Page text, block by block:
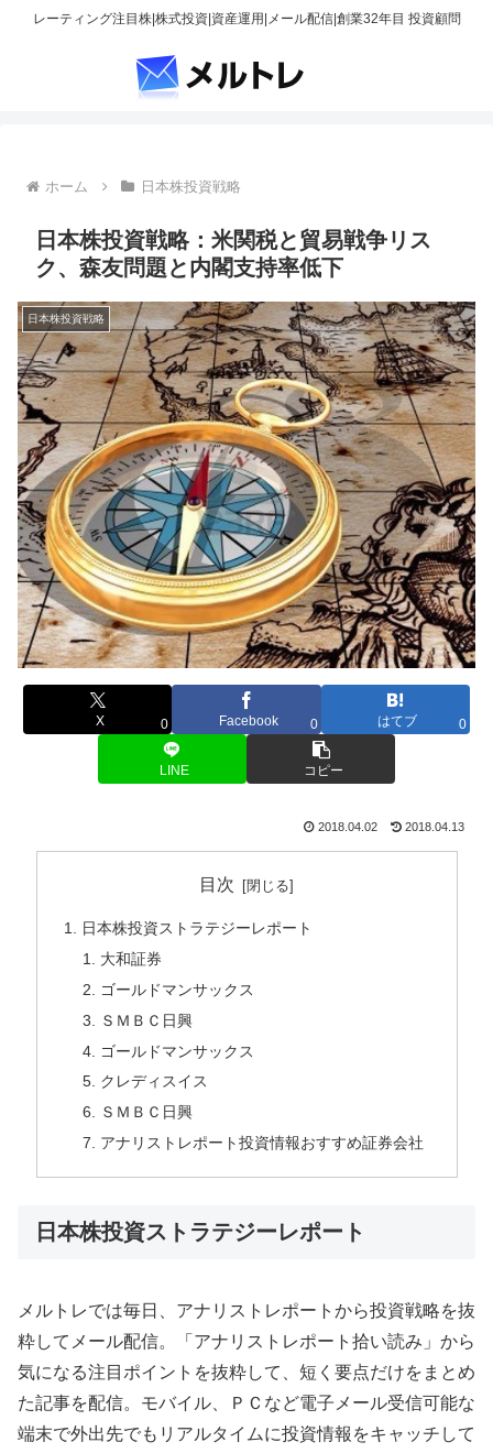
レーティング注目株|株式投資|資産運用|メール配信|創業32年目 投資顧問
ホーム 日本株投資戦略
日本株投資戦略：米関税と貿易戦争リス
ク、森友問題と内閣支持率低下
日本株投資戦略
X 0 Facebook 0 はてブ 0
LINE コピー
2018.04.02 2018.04.13
目次
日本株投資ストラテジーレポート
大和証券
ゴールドマンサックス
ＳＭＢＣ日興
ゴールドマンサックス
クレディスイス
ＳＭＢＣ日興
アナリストレポート投資情報おすすめ証券会社
日本株投資ストラテジーレポート
メルトレでは毎日、アナリストレポートから投資戦略を抜
粋してメール配信。「アナリストレポート拾い読み」から
気になる注目ポイントを抜粋して、短く要点だけをまとめ
た記事を配信。モバイル、ＰＣなど電子メール受信可能な
端末で外出先でもリアルタイムに投資情報をキャッチして